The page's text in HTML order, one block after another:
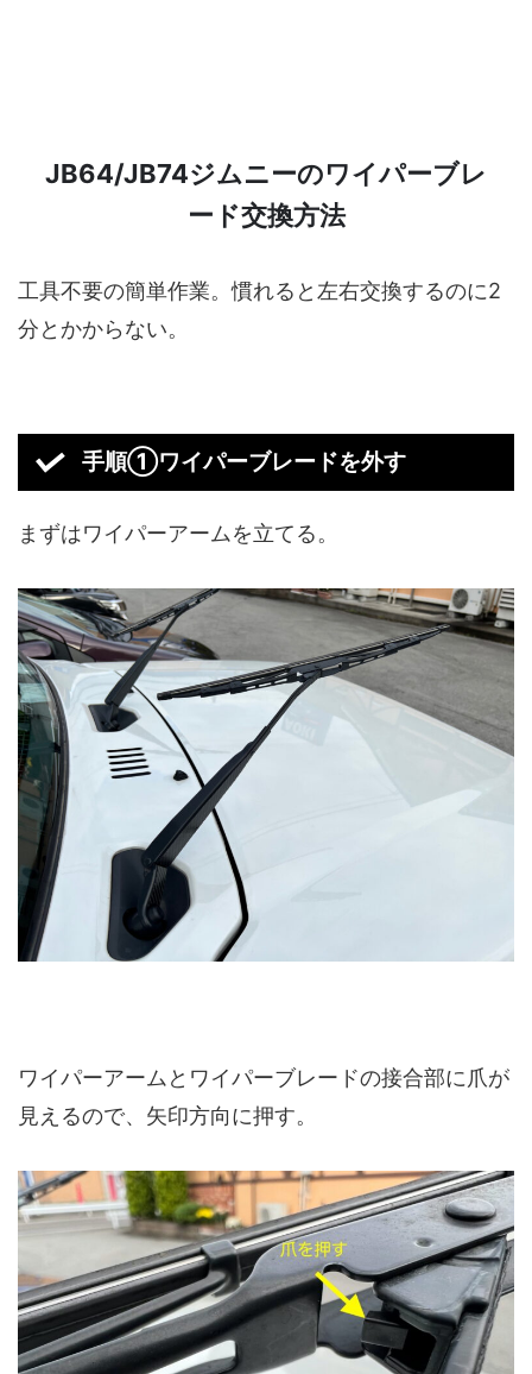
JB64/JB74ジムニーのワイパーブレ
ード交換方法
工具不要の簡単作業。慣れると左右交換するのに2
分とかからない。
手順①ワイパーブレードを外す
まずはワイパーアームを立てる。
ワイパーアームとワイパーブレードの接合部に爪が
見えるので、矢印方向に押す。